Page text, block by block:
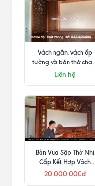
Vách ngăn, vách ốp
tường và bàn thờ
chữ Vạn Thọ
Liên hệ
Bàn Vua Sập Thờ Nhị
Cấp Kết Hợp Vách
Phòng Thờ
20.000.000đ